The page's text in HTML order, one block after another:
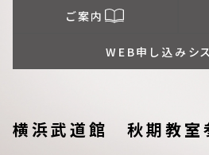
ご案内
WEB申し込みシ
横浜武道館 秋期教室